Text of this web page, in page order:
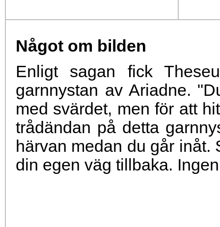
Något om bilden
Enligt sagan fick
garnnystan av Ariadne.
med svärdet, men för att
trådändan på detta
härvan medan du går inåt.
din egen väg tillbaka.